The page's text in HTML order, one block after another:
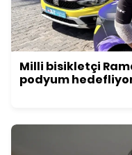
Milli bisikletçi
podyum